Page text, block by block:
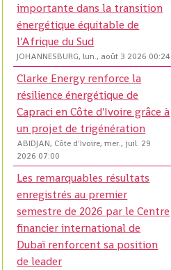
importante dans la transition
énergétique équitable de
l'Afrique du Sud
JOHANNESBURG, lun., août 3 2026 00:24
Clarke Energy renforce la
résilience énergétique de
Capraci en Côte d'Ivoire grâce à
un projet de trigénération
ABIDJAN, Côte d'Ivoire, mer., juil. 29
2026 07:00
Les remarquables résultats
enregistrés au premier
semestre de 2026 par le Centre
financier international de
Dubaï renforcent sa position
de leader